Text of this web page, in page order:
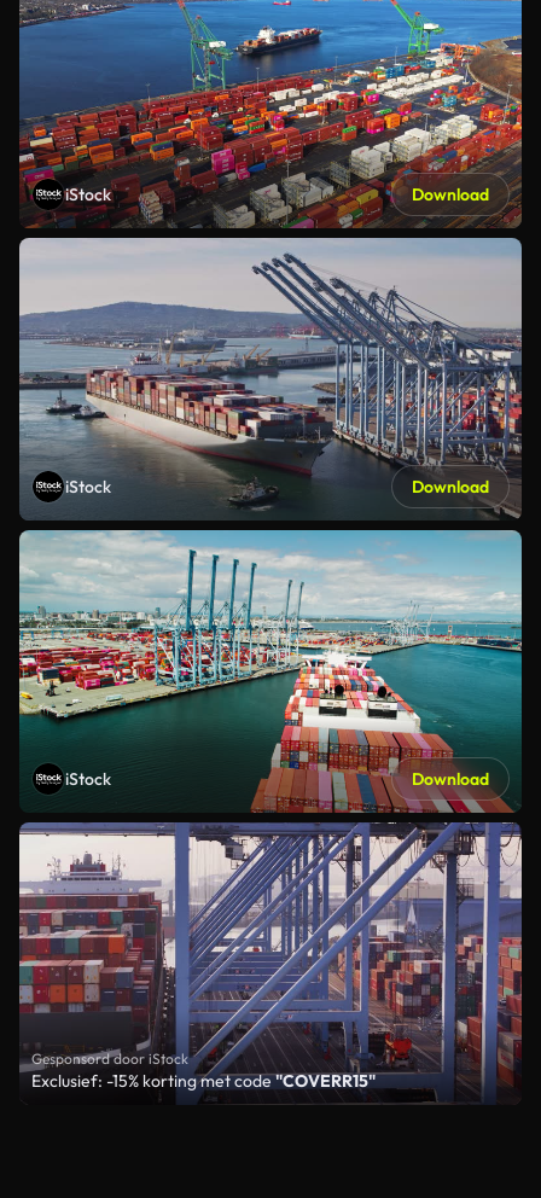
iStock Download
iStock Download
iStock Download
Gesponsord door iStock
Exclusief: -15% korting met code"COVERR15"